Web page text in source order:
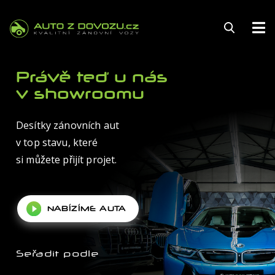
KARIÉRA
AUTOSERVIS
Právě teď u nás
v showroomu
Desítky zánovních aut
v top stavu, které
si můžete přijít projet.
NABÍZÍME AUTA
Seřadit podle